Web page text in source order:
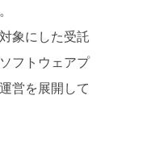
象にした受託
フトウェアプ
営を展開して